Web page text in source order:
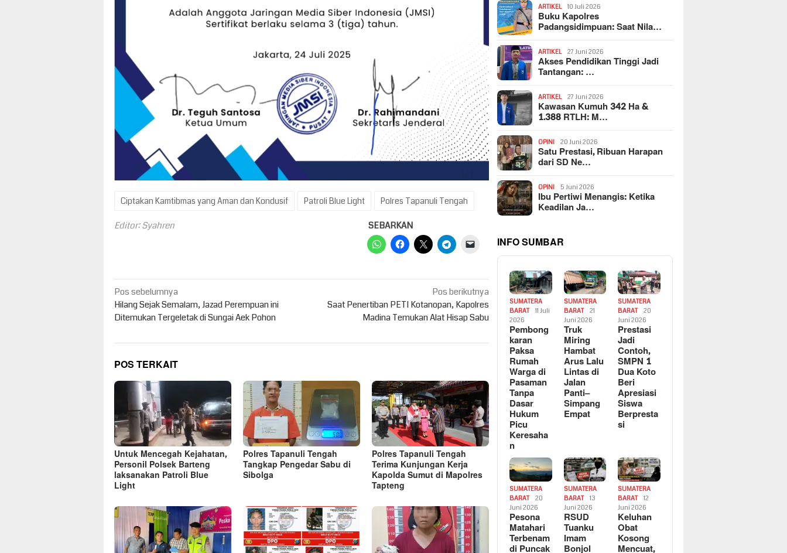
Ciptakan Kamtibmas yang Aman dan Kondusif Patroli Blue Light Polres Tapanuli Tengah
Editor: Syahren SEBARKAN
Navigasi
pos
Pos sebelumnya
Hilang Sejak Semalam, Jazad Perempuan ini
Ditemukan Tergeletak di Sungai Aek Pohon
Pos berikutnya
Saat Penertiban PETI Kotanopan, Kapolres
Madina Temukan Alat Hisap Sabu
POS TERKAIT
Untuk Mencegah Kejahatan,
Personil Polsek Barteng
laksanakan Patroli Blue
Light
Polres Tapanuli Tengah
Tangkap Pengedar Sabu di
Sibolga
Polres Tapanuli Tengah
Terima Kunjungan Kerja
Kapolda Sumut di Mapolres
Tapteng
ARTIKEL 10 Juli 2026
Buku Kapolres
Padangsidimpuan: Saat Nila…
ARTIKEL 27 Juni 2026
Akses Pendidikan Tinggi Jadi
Tantangan: …
ARTIKEL 27 Juni 2026
Kawasan Kumuh 342 Ha &
1.388 RTLH: M…
OPINI 20 Juni 2026
Satu Prestasi, Ribuan Harapan
dari SD Ne…
OPINI 5 Juni 2026
Ibu Pertiwi Menangis: Ketika
Keadilan Ja…
INFO SUMBAR
SUMATERA
BARAT
11 Juli
2026
Pembong
karan
Paksa
Rumah
Warga di
Pasaman
Tanpa
Dasar
Hukum
Picu
Keresaha
n
SUMATERA
BARAT
21
Juni 2026
Truk
Miring
Hambat
Arus Lalu
Lintas di
Jalan
Panti–
Simpang
Empat
SUMATERA
BARAT
20
Juni 2026
Prestasi
Jadi
Contoh,
SMPN 1
Dua Koto
Beri
Apresiasi
Siswa
Berpresta
si
SUMATERA
BARAT
20
Juni 2026
Pesona
Matahari
Terbenam
di Puncak
SUMATERA
BARAT
13
Juni 2026
RSUD
Tuanku
Imam
Bonjol
SUMATERA
BARAT
12
Juni 2026
Keluhan
Obat
Kosong
Mencuat,